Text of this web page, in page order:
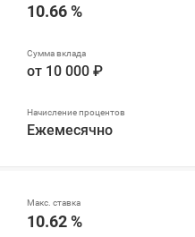
10.66 %
от 10 000 ₽
Ежемесячно
10.62 %